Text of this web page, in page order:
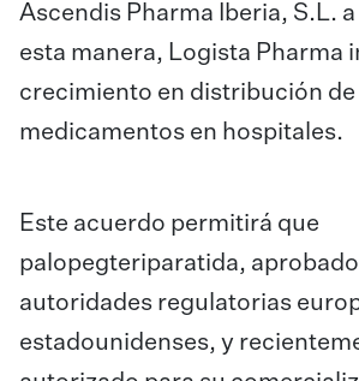
Ascendis Pharma Iberia, S.L.
esta manera, Logista Pharma
crecimiento en distribución de
medicamentos en hospitales.
Este acuerdo permitirá que
palopegteriparatida,
autoridades regulatorias
estadounidenses, y